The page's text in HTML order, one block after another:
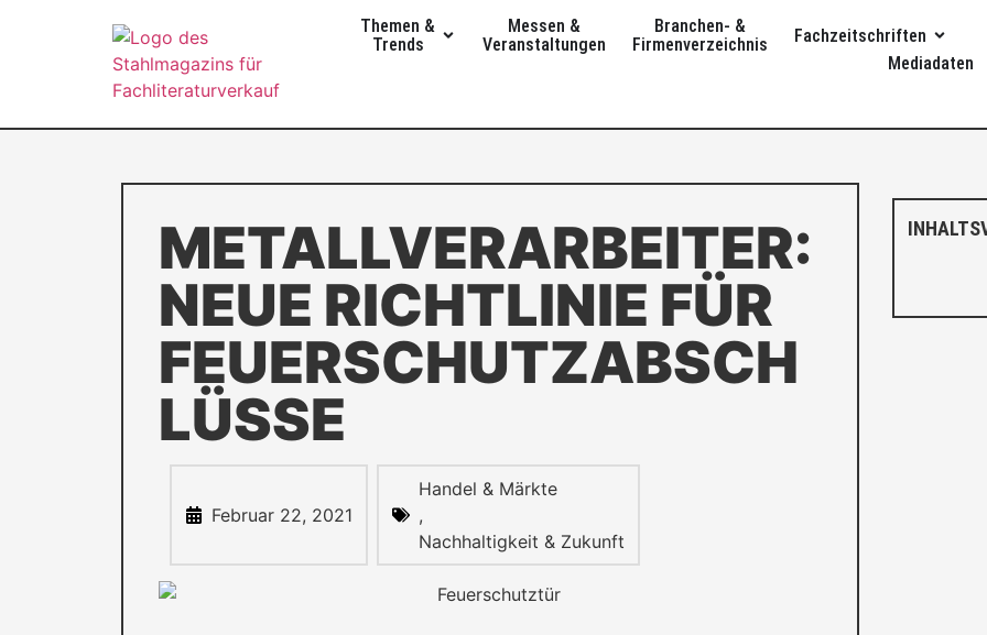
Themen &
Trends
Messen &
Veranstaltungen
Branchen- &
Firmenverzeichnis
Fachzeitschriften
Mediadaten
METALLVERARBEITER:
NEUE RICHTLINIE FÜR
FEUERSCHUTZABSCH
LÜSSE
Februar 22, 2021
Handel & Märkte
,
Nachhaltigkeit & Zukunft